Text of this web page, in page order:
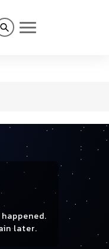
later.